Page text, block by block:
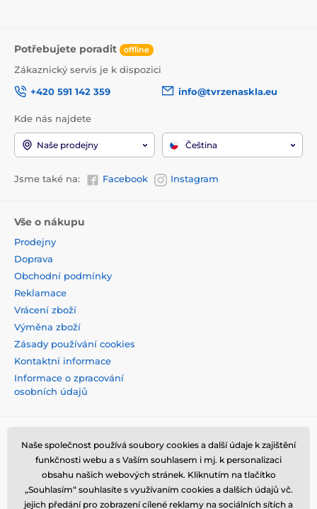
Potřebujete poradit offline
Zákaznický servis je k dispozici
+420 591 142 359
info@tvrzenaskla.eu
Kde nás najdete
Naše prodejny Čeština
Jsme také na: Facebook Instagram
Vše o nákupu
Prodejny
Doprava
Obchodní podmínky
Reklamace
Vrácení zboží
Výměna zboží
Zásady používání cookies
Kontaktní informace
Informace o zpracování
osobních údajů
Naše společnost používá soubory cookies a další údaje k zajištění
funkčnosti webu a s Vaším souhlasem i mj. k personalizaci
obsahu našich webových stránek. Kliknutím na tlačítko
„Souhlasím“ souhlasíte s využívaním cookies a dalších údajů vč.
jejich předání pro zobrazení cílené reklamy na sociálních sítích a